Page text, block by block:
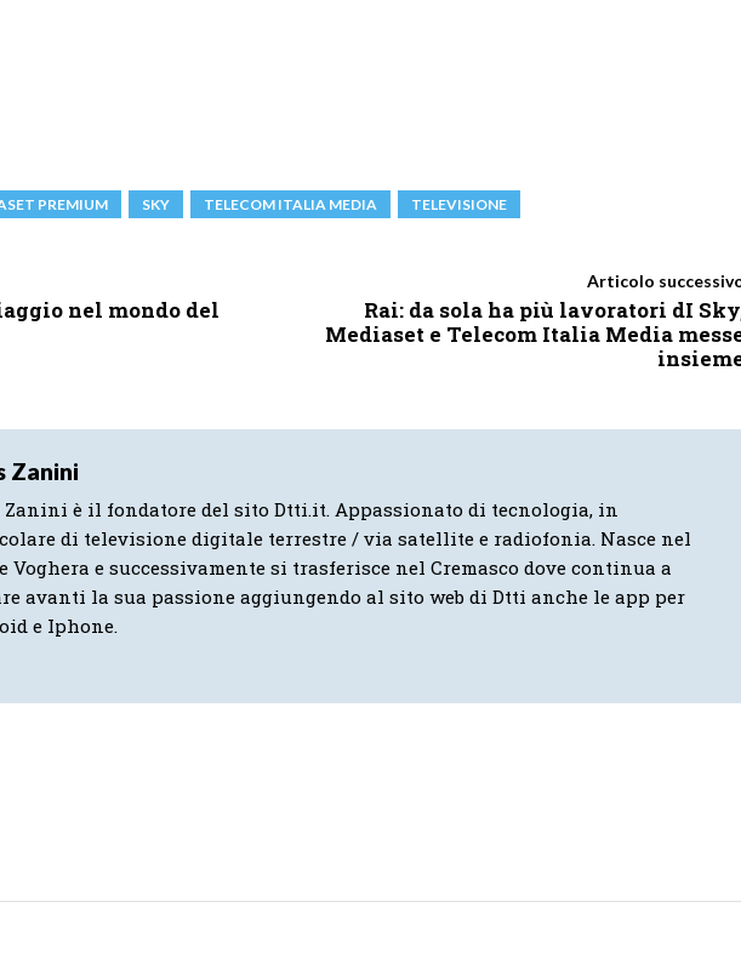
PREMIUM SKY TELECOM ITALIA MEDIA TELEVISIONE
nel mondo del
Articolo
Rai: da sola ha più lavoratori dI
Mediaset e Telecom Italia Media
Zanini
Zanini è il fondatore del sito Dtti.it. Appassionato di tecnologia, in
di televisione digitale terrestre / via satellite e radiofonia. Nasce nel
Voghera e successivamente si trasferisce nel Cremasco dove continua a
avanti la sua passione aggiungendo al sito web di Dtti anche le app per
e Iphone.